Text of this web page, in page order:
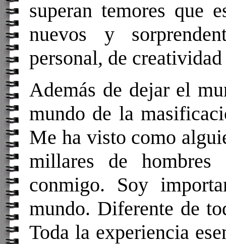
superan temores que
nuevos y
personal, de
Además de dejar el
mundo de la
Me ha visto como
millares de
conmigo. Soy
mundo. Diferente de
Toda la experiencia